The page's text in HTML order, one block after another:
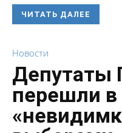
ЧИТАТЬ ДАЛЕЕ
Новости
Депутаты
перешли